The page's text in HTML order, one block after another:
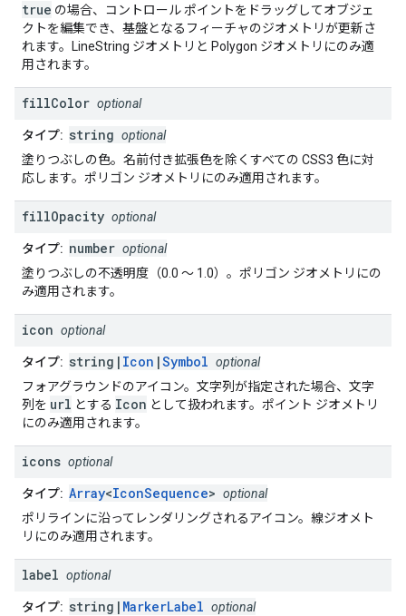
true の場合、コントロール ポイントをドラッグしてオブジェ
クトを編集でき、基盤となるフィーチャのジオメトリが更新さ
れます。LineString ジオメトリと Polygon ジオメトリにのみ適
用されます。
fillColor optional
タイプ: string optional
塗りつぶしの色。名前付き拡張色を除くすべての CSS3 色に対
応します。ポリゴン ジオメトリにのみ適用されます。
fillOpacity optional
タイプ: number optional
塗りつぶしの不透明度（0.0 ～ 1.0）。ポリゴン ジオメトリにの
み適用されます。
icon optional
タイプ: string| Icon |Symbol optional
フォアグラウンドのアイコン。文字列が指定された場合、文字
列を url とする Icon として扱われます。ポイント ジオメトリ
にのみ適用されます。
icons optional
タイプ: Array<IconSequence> optional
ポリラインに沿ってレンダリングされるアイコン。線ジオメト
リにのみ適用されます。
label optional
タイプ: string| MarkerLabel optional